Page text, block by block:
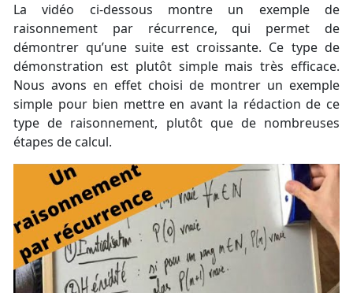
La vidéo ci-dessous montre un exemple de
raisonnement par récurrence, qui permet de
démontrer qu’une suite est croissante. Ce type de
démonstration est plutôt simple mais très efficace.
Nous avons en effet choisi de montrer un exemple
simple pour bien mettre en avant la rédaction de ce
type de raisonnement, plutôt que de nombreuses
étapes de calcul.